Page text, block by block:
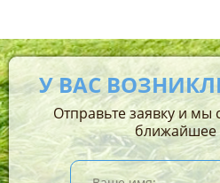
сумок:
плотное плетение, что делает
выдерживать большой вес;
влагостойкость – ПВХ-волокна
в частности, воду. Поэтому
содержимое хозяйственной
У ВАС
Отправьте заявку и мы
ближайшее